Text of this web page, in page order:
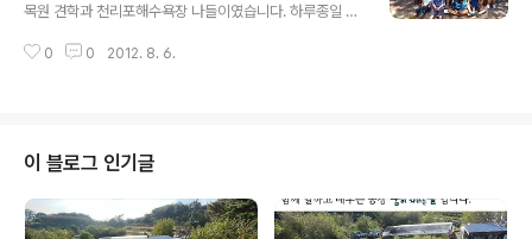
목원 견학과 천리포해수욕장 나들이였습니다. 하루종일 천
시 찾은셈인데요, 같은 장소에서 단체사진을 찍었더니 느
0 0 2012. 8. 6.
이 블로그 인기글